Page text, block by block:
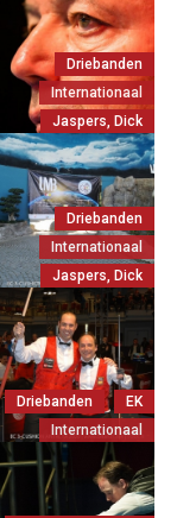
Driebanden
Internationaal
Jaspers, Dick
Driebanden
Internationaal
Jaspers, Dick
Driebanden
EK
Internationaal